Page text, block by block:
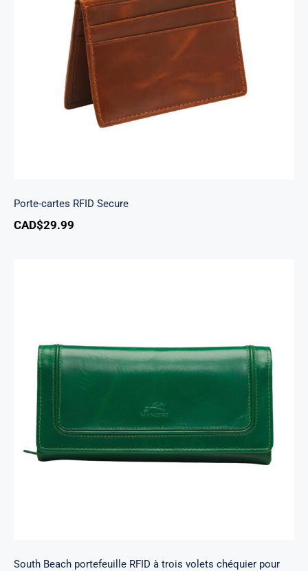
Porte-cartes RFID Secure
Porte-cartes RFID Secure
CAD$29.99
South Beach portefeuille RFID à trois volets
chéquier pour dames
South Beach portefeuille RFID à trois volets chéquier pour